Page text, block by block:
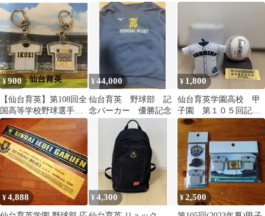
高校 ユニフォームキー
ホルダー
ス 新聞記事
¥900
【仙台育英】第108回全
国高等学校野球選手権
大会記念キーホルダー
¥44,000
仙台育英 野球部 記
念パーカー 優勝記念
¥ 1,800
仙台育英学園高校 甲
子園 第１０５回記念
品
¥4,888 ¥4,300 ¥2,500